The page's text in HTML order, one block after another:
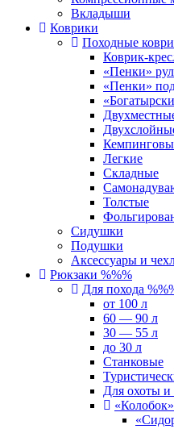
Вкладыши
Коврики
Походные
Коврик-
«Пенки»
«Пенки» под
Легкие
Складные
Толстые
Сидушки
Подушки
Аксессуары и
Рюкзаки %%%
Для похода
от 100 л
60 — 90 л
30 — 55 л
до 30 л
Станковые
Для охоты
«Колобок»